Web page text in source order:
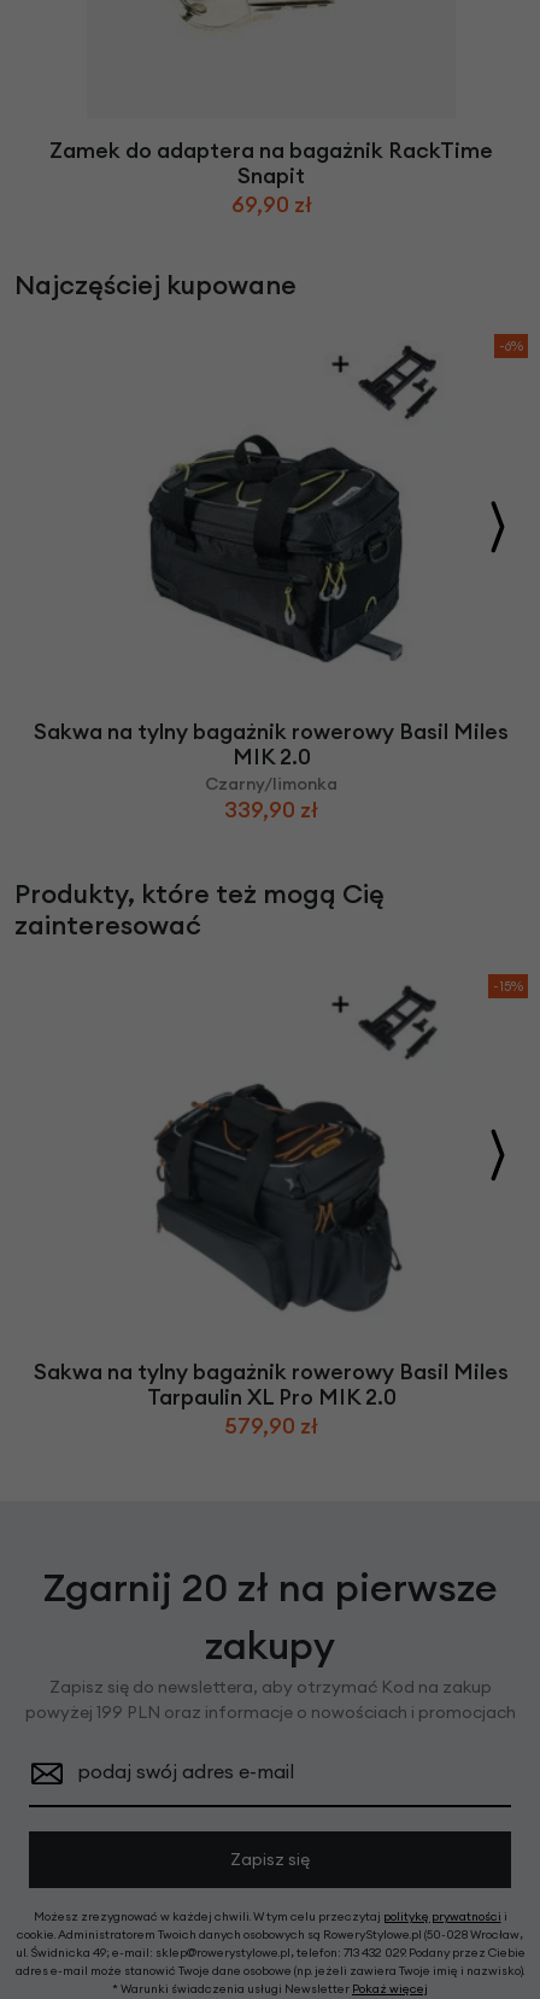
Zamek do adaptera na bagażnik RackTime
Snapit
69,90 zł
Najczęściej kupowane
-6%
Sakwa na tylny bagażnik rowerowy Basil Miles
MIK 2.0
Czarny/limonka
339,90 zł
Produkty, które też mogą Cię
zainteresować
-15%
Sakwa na tylny bagażnik rowerowy Basil Miles
Tarpaulin XL Pro MIK 2.0
579,90 zł
Zgarnij 20 zł na pierwsze
zakupy
Zapisz się do newslettera, aby otrzymać Kod na zakup
powyżej 199 PLN oraz informacje o nowościach i promocjach
podaj swój adres e-mail
Zapisz się
Możesz zrezygnować w każdej chwili. W tym celu przeczytaj politykę prywatności i
cookie. Administratorem Twoich danych osobowych są RoweryStylowe.pl (50-028 Wrocław,
ul. Świdnicka 49; e-mail: sklep@rowerystylowe.pl, telefon: 713 432 029. Podany przez Ciebie
adres e-mail może stanowić Twoje dane osobowe (np. jeżeli zawiera Twoje imię i nazwisko).
* Warunki świadczenia usługi Newsletter Pokaż więcej